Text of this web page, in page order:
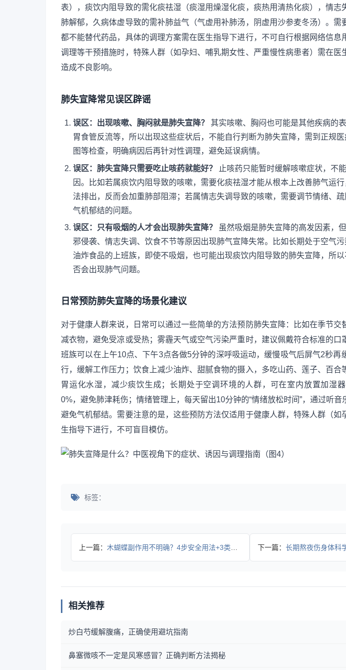
表），痰饮内阻导致的需化痰祛湿（痰湿用燥湿化痰，痰热用清热化痰），情志
肺解郁，久病体虚导致的需补肺益气（气虚用补肺汤，阴虚用沙参麦冬汤）。需
都不能替代药品，具体的调理方案需在医生指导下进行，不可自行根据网络信息
调理等干预措施时，特殊人群（如孕妇、哺乳期女性、严重慢性病患者）需在医
造成不良影响。
肺失宣降常见误区辟谣
误区：出现咳嗽、胸闷就是肺失宣降？
其实咳嗽、胸闷也可能是其他疾病的
胃食管反流等，所以出现这些症状后，不能自行判断为肺失宣降，需到正规
图等检查，明确病因后再针对性调理，避免延误病情。
误区：肺失宣降只需要吃止咳药就能好？
止咳药只能暂时缓解咳嗽症状，不
因。比如若属痰饮内阻导致的咳嗽，需要化痰祛湿才能从根本上改善肺气运
法排出，反而会加重肺部阻滞；若属情志失调导致的咳嗽，需要调节情绪、
气机郁结的问题。
误区：只有吸烟的人才会出现肺失宣降？
虽然吸烟是肺失宣降的高发因素，
邪侵袭、情志失调、饮食不节等原因出现肺气宣降失常。比如长期处于空气
油炸食品的上班族，即使不吸烟，也可能出现痰饮内阻导致的肺失宣降，所
否会出现肺气问题。
日常预防肺失宣降的场景化建议
对于健康人群来说，日常可以通过一些简单的方法预防肺失宣降：比如在季节交
减衣物，避免受凉或受热；雾霾天气或空气污染严重时，建议佩戴符合标准的口
班族可以在上午10点、下午3点各做5分钟的深呼吸运动，缓慢吸气后屏气2秒再
行，缓解工作压力；饮食上减少油炸、甜腻食物的摄入，多吃山药、莲子、百合
胃运化水湿，减少痰饮生成；长期处于空调环境的人群，可在室内放置加湿
0%，避免肺津耗伤；情绪管理上，每天留出10分钟的“情绪放松时间”，通过听音
避免气机郁结。需要注意的是，这些预防方法仅适用于健康人群，特殊人群（如
生指导下进行，不可盲目模仿。
标签：
上一篇： 木蝴蝶副作用不明确？4步安全用法+3类禁用人群实用指南 下一篇： 长期熬夜伤身体科学
相关推荐
炒白芍缓解腹痛，正确使用避坑指南
鼻塞微咳不一定是风寒感冒？正确判断方法揭秘